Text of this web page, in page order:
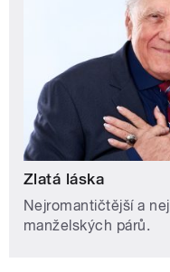
Zlatá láska
Nejromantičtější a
manželských párů.